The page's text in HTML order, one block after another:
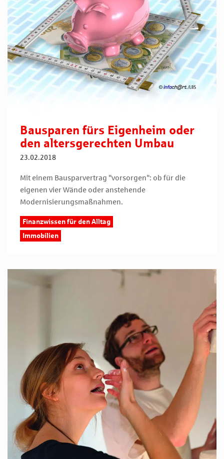
Bausparen fürs Eigenheim oder
den altersgerechten Umbau
23.02.2018
Mit einem Bausparvertrag "vorsorgen": ob für die
eigenen vier Wände oder anstehende
Modernisierungsmaßnahmen.
Finanzwissen für den Alltag
Immobilien